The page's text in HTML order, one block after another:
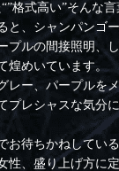
格式高い”そんな
と、シャンパンゴ
プルの間接照明、
煌めいています。
レー、パープルを
プレシャスな気分
お待ちかねしてい
性、盛り上げ方に